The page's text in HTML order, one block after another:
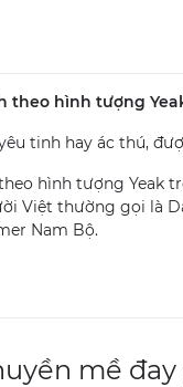
theo hình tượng
tinh hay ác thú,
hình tượng Yeak
Việt thường gọi là
Nam Bộ.
mề